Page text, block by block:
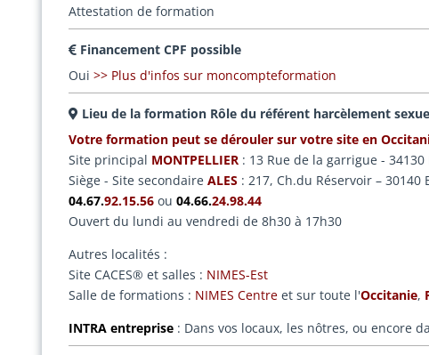
Attestation de formation
Financement CPF possible
Oui >> Plus d'infos sur moncompteformation
Lieu de la formation Rôle du référent harcèlement
Votre formation peut se dérouler sur votre site en
Site principal MONTPELLIER : 13 Rue de la garrigue - 34130
Siège - Site secondaire ALES : 217, Ch.du Réservoir – 30140
04.67.92.15.56 ou 04.66.24.98.44
Ouvert du lundi au vendredi de 8h30 à 17h30
Autres localités :
Site CACES® et salles : NIMES-Est
Salle de formations : NIMES Centre et sur toute l'Occitanie,
INTRA entreprise : Dans vos locaux, les nôtres, ou encore